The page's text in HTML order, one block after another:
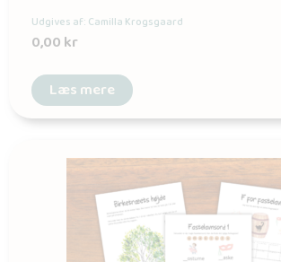
Udgives af: Camilla Krogsgaard
0,00kr
Læs mere